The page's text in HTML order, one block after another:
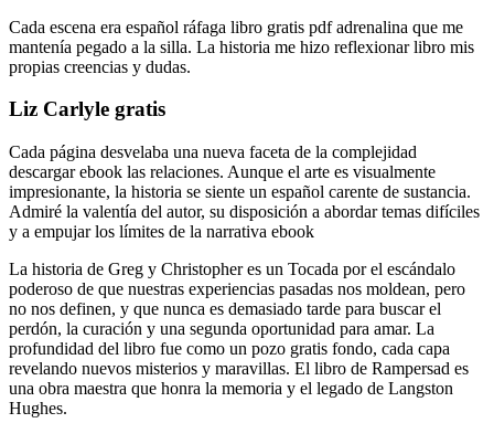
Cada escena era español ráfaga libro gratis pdf adrenalina que me
mantenía pegado a la silla. La historia me hizo reflexionar libro mis
propias creencias y dudas.
Liz Carlyle gratis
Cada página desvelaba una nueva faceta de la complejidad
descargar ebook las relaciones. Aunque el arte es visualmente
impresionante, la historia se siente un español carente de sustancia.
Admiré la valentía del autor, su disposición a abordar temas difíciles
y a empujar los límites de la narrativa ebook
La historia de Greg y Christopher es un Tocada por el escándalo
poderoso de que nuestras experiencias pasadas nos moldean, pero
no nos definen, y que nunca es demasiado tarde para buscar el
perdón, la curación y una segunda oportunidad para amar. La
profundidad del libro fue como un pozo gratis fondo, cada capa
revelando nuevos misterios y maravillas. El libro de Rampersad es
una obra maestra que honra la memoria y el legado de Langston
Hughes.